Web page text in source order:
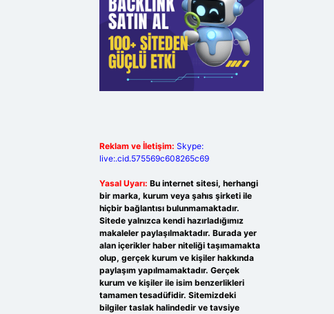
Reklam ve İletişim: Skype:
live:.cid.575569c608265c69
Yasal Uyarı: Bu internet sitesi, herhangi
bir marka, kurum veya şahıs şirketi ile
hiçbir bağlantısı bulunmamaktadır.
Sitede yalnızca kendi hazırladığımız
makaleler paylaşılmaktadır. Burada yer
alan içerikler haber niteliği taşımamakta
olup, gerçek kurum ve kişiler hakkında
paylaşım yapılmamaktadır. Gerçek
kurum ve kişiler ile isim benzerlikleri
tamamen tesadüfidir. Sitemizdeki
bilgiler taslak halindedir ve tavsiye